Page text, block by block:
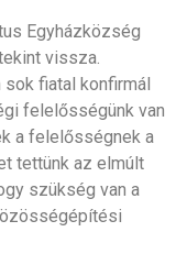
Egyházközség
vissza.
fiatal konfirmál
felelősségünk van
a felelősségnek a
tettünk az elmúlt
szükség van a